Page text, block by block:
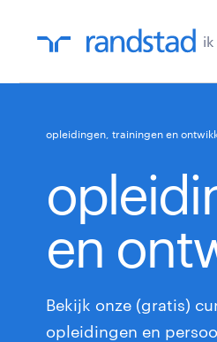
ik
opleidingen, trainingen en
en
Bekijk onze (gratis)
opleidingen en